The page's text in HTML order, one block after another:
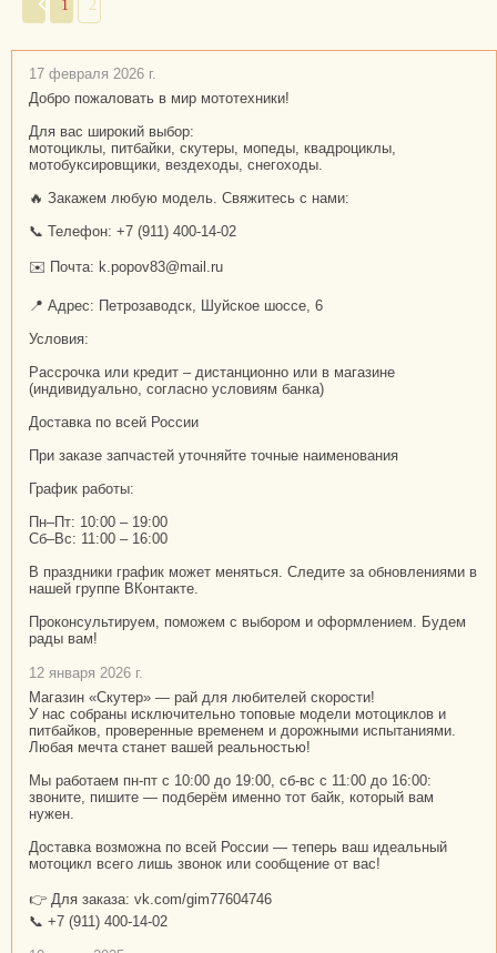
1 2
17 февраля 2026 г.
Добро пожаловать в мир мототехники!
Для вас широкий выбор:
мотоциклы, питбайки, скутеры, мопеды, квадроциклы,
мотобуксировщики, вездеходы, снегоходы.
🔥 Закажем любую модель. Свяжитесь с нами:
📞 Телефон: +7 (911) 400-14-02
✉️ Почта: k.popov83@mail.ru
📍 Адрес: Петрозаводск, Шуйское шоссе, 6
Условия:
Рассрочка или кредит – дистанционно или в магазине
(индивидуально, согласно условиям банка)
Доставка по всей России
При заказе запчастей уточняйте точные наименования
График работы:
Пн–Пт: 10:00 – 19:00
Сб–Вс: 11:00 – 16:00
В праздники график может меняться. Следите за обновлениями в
нашей группе ВКонтакте.
Проконсультируем, поможем с выбором и оформлением. Будем
рады вам!
12 января 2026 г.
Магазин «Скутер» — рай для любителей скорости!
У нас собраны исключительно топовые модели мотоциклов и
питбайков, проверенные временем и дорожными испытаниями.
Любая мечта станет вашей реальностью!
Мы работаем пн-пт с 10:00 до 19:00, сб-вс с 11:00 до 16:00:
звоните, пишите — подберём именно тот байк, который вам
нужен.
Доставка возможна по всей России — теперь ваш идеальный
мотоцикл всего лишь звонок или сообщение от вас!
👉 Для заказа: vk.com/gim77604746
📞 +7 (911) 400-14-02